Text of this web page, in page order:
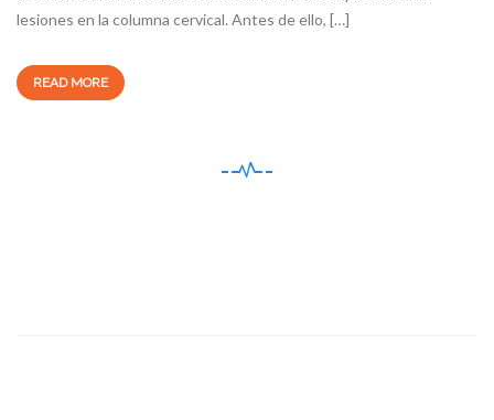
lesiones en la columna cervical. Antes de ello, […]
READ MORE